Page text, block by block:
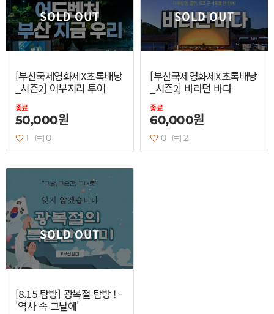
SOLD OUT
[부산국제영화제X초록배낭
_시즌2] 어부지리 투어
종료
50,000원
1 0
SOLD OUT
[부산국제영화제X초록배낭
_시즌2] 바라던 바다
종료
60,000원
0 2
SOLD OUT
[8.15 탐방] 광복절 탐방 ! -
'역사 속 그날에'